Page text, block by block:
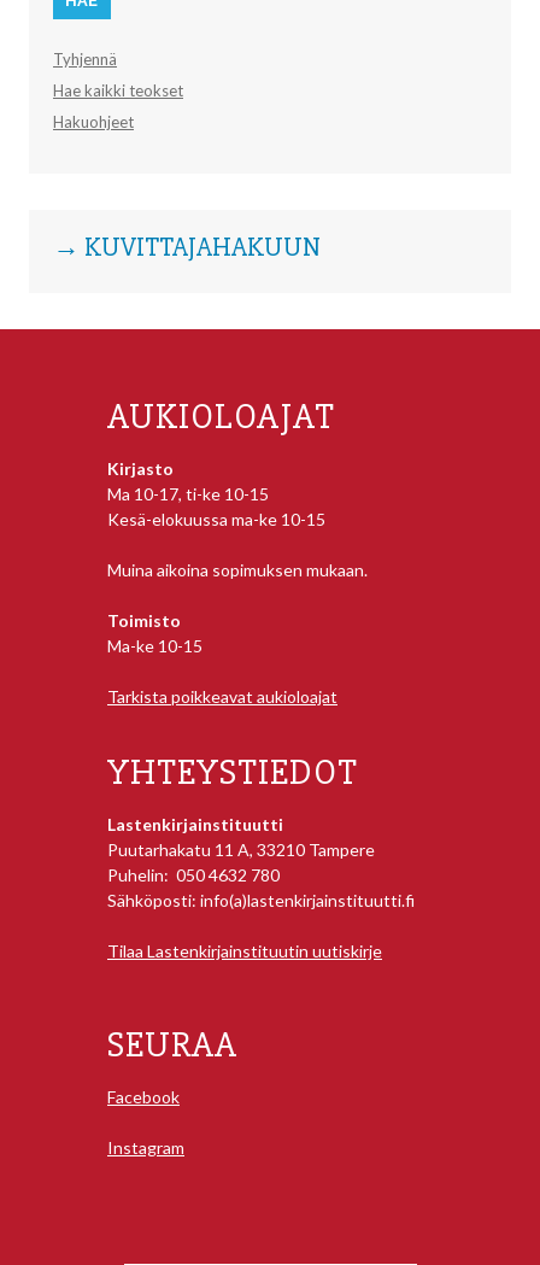
Tyhjennä
Hae kaikki teokset
Hakuohjeet
→ KUVITTAJAHAKUUN
AUKIOLOAJAT
Kirjasto
Ma 10-17, ti-ke 10-15
Kesä-elokuussa ma-ke 10-15
Muina aikoina sopimuksen mukaan.
Toimisto
Ma-ke 10-15
Tarkista poikkeavat aukioloajat
YHTEYSTIEDOT
Lastenkirjainstituutti
Puutarhakatu 11 A, 33210 Tampere
Puhelin: 050 4632 780
Sähköposti: info(a)lastenkirjainstituutti.fi
Tilaa Lastenkirjainstituutin uutiskirje
SEURAA
Facebook
Instagram